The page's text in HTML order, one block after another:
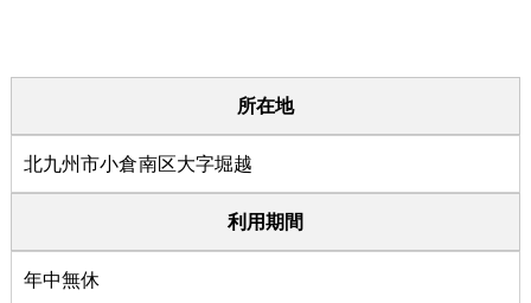
所在地
北九州市小倉南区大字堀越
利用期間
年中無休